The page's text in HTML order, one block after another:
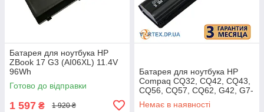
Батарея для ноутбука HP
ZBook 17 G3 (AI06XL) 11.4V
96Wh
Готово до відправки
1 597 ₴ 1 920 ₴
Батарея для ноутбука HP
Compaq CQ32, CQ42, CQ43,
CQ56, CQ57, CQ62, G42, G7-
1000(MU06) 31-50% бу C
Немає в наявності